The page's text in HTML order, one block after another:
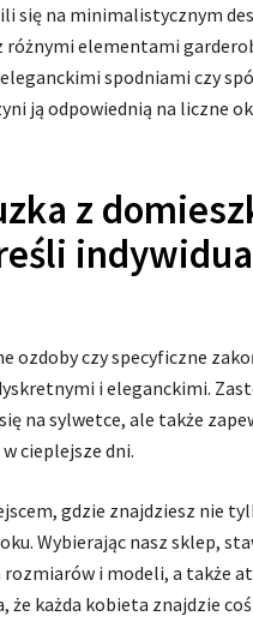
się na minimalistycznym
elementami
spodniami czy
ją odpowiednią na liczne
z
ozdoby czy specyficzne
i eleganckimi.
na sylwetce, ale także
cieplejsze dni.
gdzie znajdziesz nie
Wybierając nasz sklep,
i modeli, a także
każda kobieta znajdzie